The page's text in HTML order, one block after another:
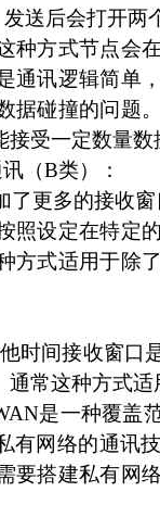
送后会打开
种方式节点会
通讯逻辑简单
据碰撞的问题
接受一定数量
（B类）：
了更多的接收
照设定在特定
方式适用于除
时间接收窗口
通常这种方式
是一种覆盖
有网络的通讯
要搭建私有网